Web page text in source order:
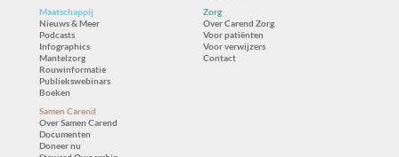
Maatschappij
Nieuws & Meer
Podcasts
Infographics
Mantelzorg
Rouwinformatie
Publiekswebinars
Boeken
Zorg
Over Carend Zorg
Voor patiënten
Voor verwijzers
Contact
Samen Carend
Over Samen Carend
Documenten
Doneer nu